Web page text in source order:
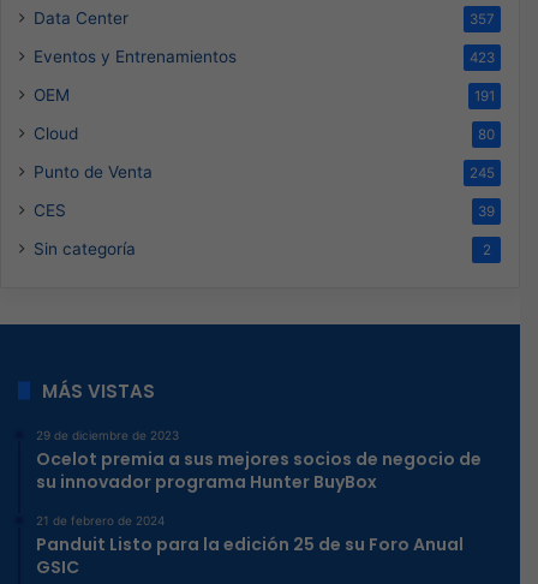
Data Center 357
Eventos y Entrenamientos 423
OEM 191
Cloud 80
Punto de Venta 245
CES 39
Sin categoría 2
MÁS VISTAS
29 de diciembre de 2023
Ocelot premia a sus mejores socios de negocio de
su innovador programa Hunter BuyBox
21 de febrero de 2024
Panduit Listo para la edición 25 de su Foro Anual
GSIC